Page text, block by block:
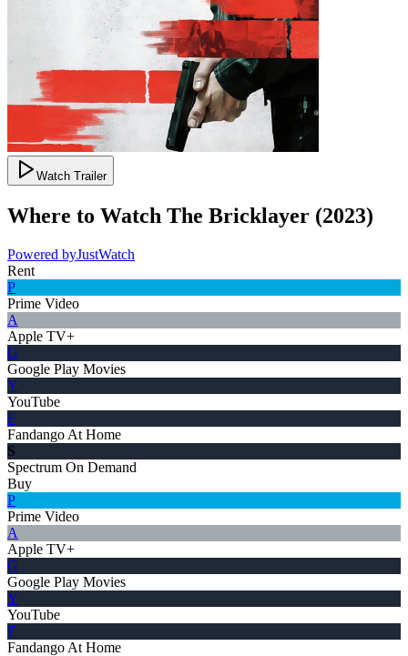
Watch Trailer
Where to Watch The Bricklayer (2023)
Powered byJustWatch
Rent
P
Prime Video
A
Apple TV+
G
Google Play Movies
Y
YouTube
F
Fandango At Home
S
Spectrum On Demand
Buy
P
Prime Video
A
Apple TV+
G
Google Play Movies
Y
YouTube
F
Fandango At Home